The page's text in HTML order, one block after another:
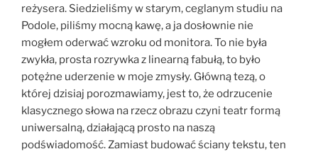
reżysera. Siedzieliśmy w starym, ceglanym studiu na
Podole, piliśmy mocną kawę, a ja dosłownie nie
mogłem oderwać wzroku od monitora. To nie była
zwykła, prosta rozrywka z linearną fabułą, to było
potężne uderzenie w moje zmysły. Główną tezą, o
której dzisiaj porozmawiamy, jest to, że odrzucenie
klasycznego słowa na rzecz obrazu czyni teatr formą
uniwersalną, działającą prosto na naszą
podświadomość. Zamiast budować ściany tekstu, ten